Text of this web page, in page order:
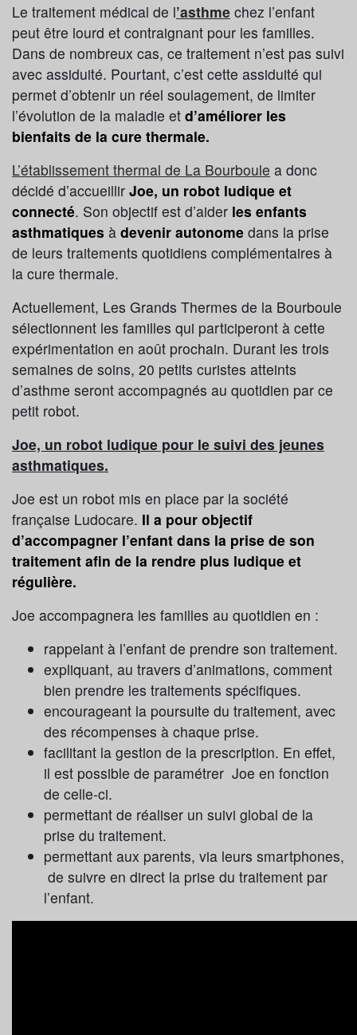
Le traitement médical de l’asthme chez l’enfant
peut être lourd et contraignant pour les familles.
Dans de nombreux cas, ce traitement n’est pas suivi
avec assiduité. Pourtant, c’est cette assiduité qui
permet d’obtenir un réel soulagement, de limiter
l’évolution de la maladie et d’améliorer les
bienfaits de la cure thermale.
L’établissement thermal de La Bourboule a donc
décidé d’accueillir Joe, un robot ludique et
connecté. Son objectif est d’aider les enfants
asthmatiques à devenir autonome dans la prise
de leurs traitements quotidiens complémentaires à
la cure thermale.
Actuellement, Les Grands Thermes de la Bourboule
sélectionnent les familles qui participeront à cette
expérimentation en août prochain. Durant les trois
semaines de soins, 20 petits curistes atteints
d’asthme seront accompagnés au quotidien par ce
petit robot.
Joe, un robot ludique pour le suivi des jeunes
asthmatiques.
Joe est un robot mis en place par la société
française Ludocare. Il a pour objectif
d’accompagner l’enfant dans la prise de son
traitement afin de la rendre plus ludique et
régulière.
Joe accompagnera les familles au quotidien en :
rappelant à l’enfant de prendre son traitement.
expliquant, au travers d’animations, comment
bien prendre les traitements spécifiques.
encourageant la poursuite du traitement, avec
des récompenses à chaque prise.
facilitant la gestion de la prescription. En effet,
il est possible de paramétrer Joe en fonction
de celle-ci.
permettant de réaliser un suivi global de la
prise du traitement.
permettant aux parents, via leurs smartphones,
de suivre en direct la prise du traitement par
l’enfant.